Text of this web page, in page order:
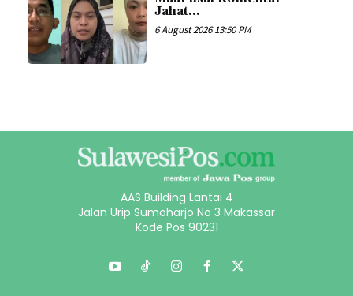
Jahat...
6 August 2026 13:50 PM
AAS Building Lantai 4
Jalan Urip Sumoharjo No 3 Makassar
Kode Pos 90231